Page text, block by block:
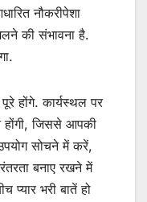
नौकरीपेशा
की संभावना है.
होंगे. कार्यस्थल पर
होंगी, जिससे आपकी
सोचने में करें,
बनाए रखने में
भरी बातें हो